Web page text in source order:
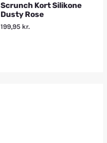
Scrunch Kort Silikone
Dusty Rose
199,95 kr.